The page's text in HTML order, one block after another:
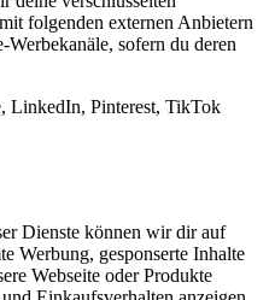
folgenden externen Anbietern
sofern du deren
LinkedIn, Pinterest, TikTok
Dienste können wir dir auf
Werbung, gesponserte Inhalte
Webseite oder Produkte